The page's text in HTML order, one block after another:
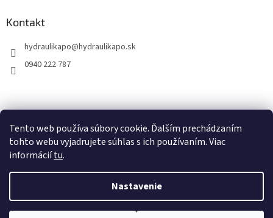
Tento web používa súbory cookie. Ďalším prechádzaním
tohto webu vyjadrujete súhlas s ich používaním. Viac
informáciítu.
Nastavenie
Kontakt
hydraulikapo@hydraulikapo.sk
0940 222 787
Vytvoril Shoptet